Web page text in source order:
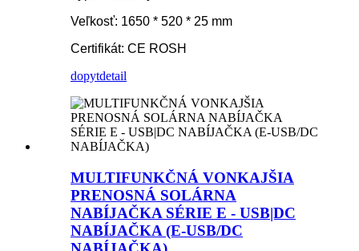
Veľkosť: 1650 * 520 * 25 mm
Certifikát: CE ROSH
dopytdetail
MULTIFUNKČNÁ VONKAJŠIA
PRENOSNÁ SOLÁRNA
NABÍJAČKA SÉRIE E - USB|DC
NABÍJAČKA (E-USB/DC